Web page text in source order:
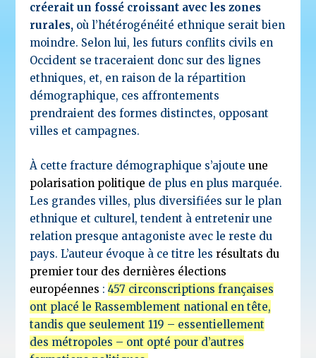
créerait un fossé croissant avec les zones
rurales, où l’hétérogénéité ethnique serait bien
moindre. Selon lui, les futurs conflits civils en
Occident se traceraient donc sur des lignes
ethniques, et, en raison de la répartition
démographique, ces affrontements
prendraient des formes distinctes, opposant
villes et campagnes.
À cette fracture démographique s’ajoute une
polarisation politique de plus en plus marquée.
Les grandes villes, plus diversifiées sur le plan
ethnique et culturel, tendent à entretenir une
relation presque antagoniste avec le reste du
pays. L’auteur évoque à ce titre lesrésultats du
premier tour des dernières élections
européennes :457 circonscriptions françaises
ont placé le Rassemblement national en tête,
tandis que seulement 119 – essentiellement
des métropoles – ont opté pour d’autres